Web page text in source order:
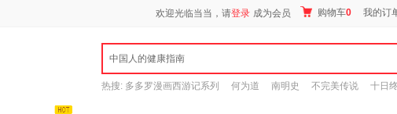
欢迎光临当当，请登录 成为会员 购物车0 我的订
中国人的健康指南
热搜: 多多罗漫画西游记系列 何为道 南明史 不完美传说 十日